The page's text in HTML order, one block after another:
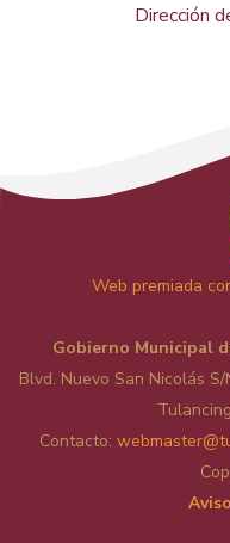
Dirección
Web premiada
Gobierno Municipal
Blvd. Nuevo San Nicolás
Contacto: web